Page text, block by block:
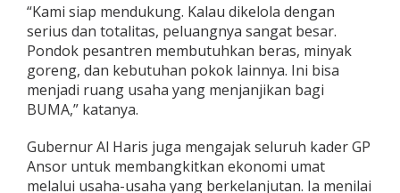
U
m
a
t
d
i
b
i
“Kami siap mendukung. Kalau dikelola dengan
serius dan totalitas, peluangnya sangat besar.
Pondok pesantren membutuhkan beras, minyak
goreng, dan kebutuhan pokok lainnya. Ini bisa
menjadi ruang usaha yang menjanjikan bagi
BUMA,” katanya.
Gubernur Al Haris juga mengajak seluruh kader GP
Ansor untuk membangkitkan ekonomi umat
melalui usaha-usaha yang berkelanjutan. Ia menilai